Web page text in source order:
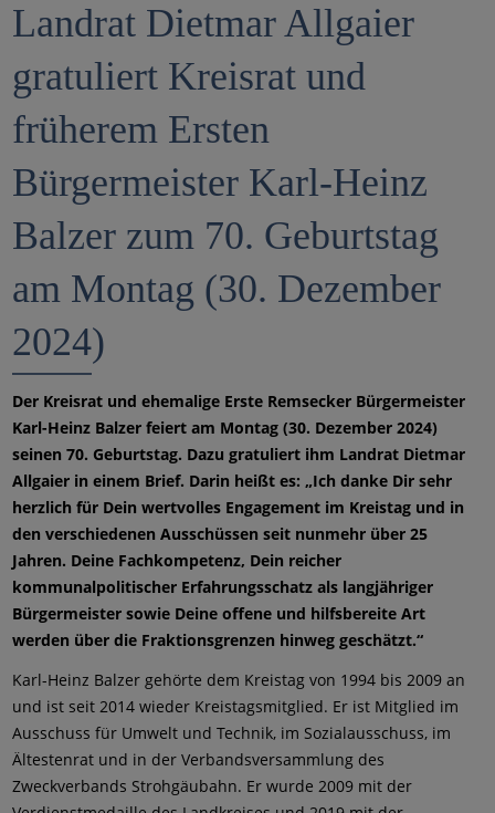
Landrat Dietmar Allgaier
gratuliert Kreisrat und
früherem Ersten
Bürgermeister Karl-Heinz
Balzer zum 70. Geburtstag
am Montag (30. Dezember
2024)
Der Kreisrat und ehemalige Erste Remsecker Bürgermeister
Karl-Heinz Balzer feiert am Montag (30. Dezember 2024)
seinen 70. Geburtstag. Dazu gratuliert ihm Landrat Dietmar
Allgaier in einem Brief. Darin heißt es: „Ich danke Dir sehr
herzlich für Dein wertvolles Engagement im Kreistag und in
den verschiedenen Ausschüssen seit nunmehr über 25
Jahren. Deine Fachkompetenz, Dein reicher
kommunalpolitischer Erfahrungsschatz als langjähriger
Bürgermeister sowie Deine offene und hilfsbereite Art
werden über die Fraktionsgrenzen hinweg geschätzt.“
Karl-Heinz Balzer gehörte dem Kreistag von 1994 bis 2009 an
und ist seit 2014 wieder Kreistagsmitglied. Er ist Mitglied im
Ausschuss für Umwelt und Technik, im Sozialausschuss, im
Ältestenrat und in der Verbandsversammlung des
Zweckverbands Strohgäubahn. Er wurde 2009 mit der